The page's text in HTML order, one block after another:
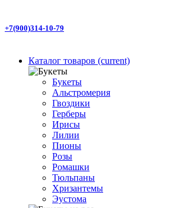
+7(900)314-10-79
Каталог товаров (current)
Букеты
Альстромерия
Гвоздики
Герберы
Ирисы
Лилии
Пионы
Розы
Ромашки
Тюльпаны
Хризантемы
Эустома